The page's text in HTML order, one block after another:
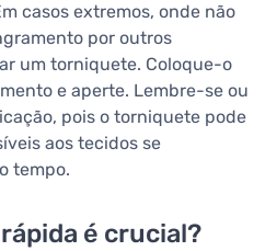
casos extremos, onde não
por outros
um torniquete. Coloque-o
e aperte. Lembre-se ou
pois o torniquete pode
aos tecidos se
tempo.
é crucial?